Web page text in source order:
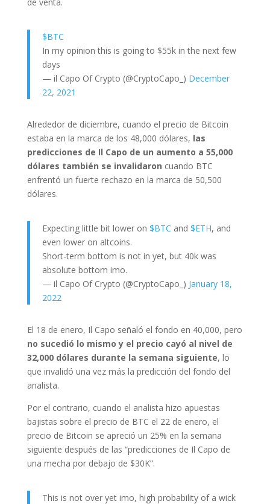
$BTC
In my opinion this is going to $55k in the next few
days
— il Capo Of Crypto (@CryptoCapo_) December
22, 2021
Alrededor de diciembre, cuando el precio de Bitcoin
estaba en la marca de los 48,000 dólares, las
predicciones de Il Capo de un aumento a 55,000
dólares también se invalidaron cuando BTC
enfrentó un fuerte rechazo en la marca de 50,500
dólares.
Expecting little bit lower on $BTC and $ETH, and
even lower on altcoins.
Short-term bottom is not in yet, but 40k was
absolute bottom imo.
— il Capo Of Crypto (@CryptoCapo_) January 18,
2022
El 18 de enero, Il Capo señaló el fondo en 40,000, pero
no sucedió lo mismo y el precio cayó al nivel de
32,000 dólares durante la semana siguiente, lo
que invalidó una vez más la predicción del fondo del
analista.
Por el contrario, cuando el analista hizo apuestas
bajistas sobre el precio de BTC el 22 de enero, el
precio de Bitcoin se apreció un 25% en la semana
siguiente después de las “predicciones de Il Capo de
una mecha por debajo de $30K”.
This is not over yet imo, high probability of a wick